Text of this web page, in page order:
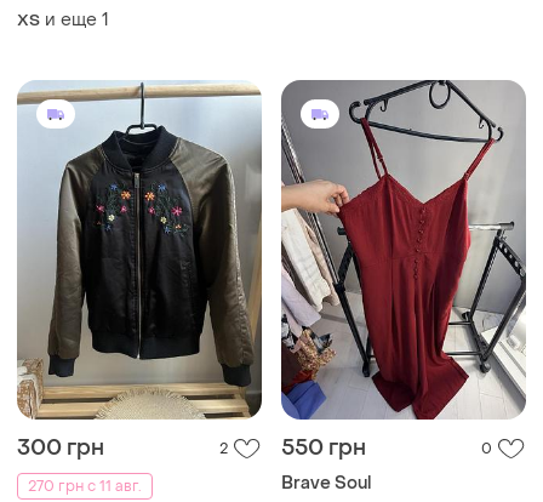
ХS и еще 1
300 грн
2
270 грн с 11 авг.
550 грн 0
Brave Soul